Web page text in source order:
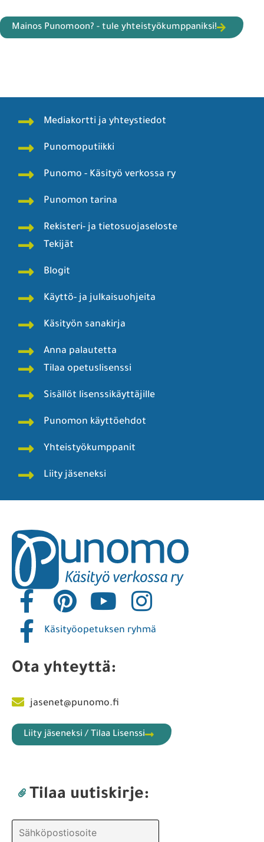
Mainos Punomoon? - tule yhteistyökumppaniksi!
Mediakortti ja yhteystiedot
Punomoputiikki
Punomo - Käsityö verkossa ry
Punomon tarina
Rekisteri- ja tietosuojaseloste
Tekijät
Blogit
Käyttö- ja julkaisuohjeita
Käsityön sanakirja
Anna palautetta
Tilaa opetuslisenssi
Sisällöt lisenssikäyttäjille
Punomon käyttöehdot
Yhteistyökumppanit
Liity jäseneksi
Käsityöopetuksen ryhmä
Ota yhteyttä:
jasenet@punomo.fi
Liity jäseneksi / Tilaa Lisenssi
Tilaa uutiskirje: